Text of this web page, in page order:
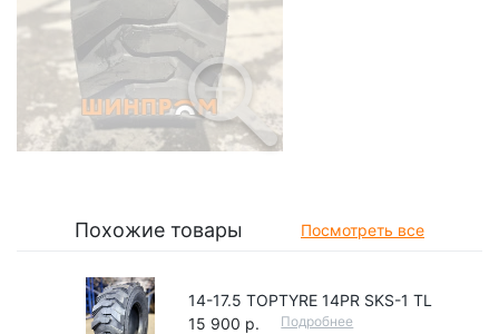
Похожие товары Посмотреть все
14-17.5 TOPTYRE 14PR SKS-1 TL
15 900 р.
Подробнее